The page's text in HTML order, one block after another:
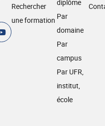
Rechercher
une formation
diplôme
Par
domaine
Par
campus
Par UFR,
institut,
école